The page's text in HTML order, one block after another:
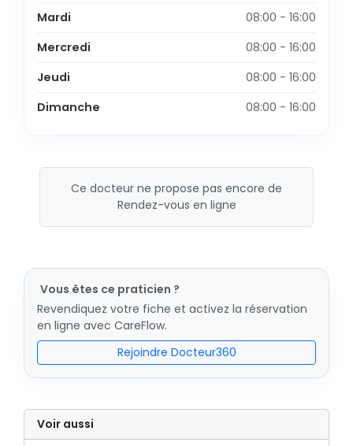
Mardi
08:00 - 16:00
Mercredi
08:00 - 16:00
Jeudi
08:00 - 16:00
Dimanche
08:00 - 16:00
Ce docteur ne propose pas encore de
Rendez-vous en ligne
Vous êtes ce praticien ?
Revendiquez votre fiche et activez la réservation
en ligne avec CareFlow.
Rejoindre Docteur360
Voir aussi